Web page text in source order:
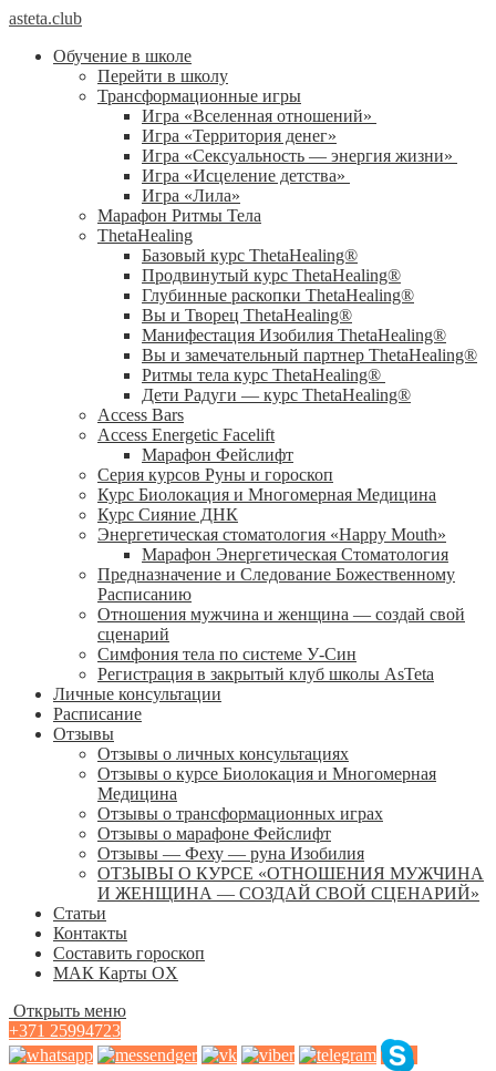
asteta.club
Обучение в школе
Перейти в школу
Трансформационные игры
Игра «Вселенная отношений»
Игра «Территория денег»
Игра «Сексуальность — энергия жизни»
Игра «Исцеление детства»
Игра «Лила»
Марафон Ритмы Тела
ThetaHealing
Базовый курс ThetaHealing®
Продвинутый курс ThetaHealing®
Глубинные раскопки ThetaHealing®
Вы и Творец ThetaHealing®
Манифестация Изобилия ThetaHealing®
Вы и замечательный партнер ThetaHealing®
Ритмы тела курс ThetaHealing®
Дети Радуги — курс ThetaHealing®
Access Bars
Access Energetic Facelift
Марафон Фейслифт
Серия курсов Руны и гороскоп
Курс Биолокация и Многомерная Медицина
Курс Сияние ДНК
Энергетическая стоматология «Happy Mouth»
Марафон Энергетическая Cтоматология
Предназначение и Следование Божественному
Расписанию
Отношения мужчина и женщина — создай свой
сценарий
Симфония тела по системе У-Син
Регистрация в закрытый клуб школы AsTeta
Личные консультации
Расписание
Отзывы
Отзывы о личных консультациях
Отзывы о курсе Биолокация и Многомерная
Медицина
Отзывы о трансформационных играх
Отзывы о марафоне Фейслифт
Отзывы — Феху — руна Изобилия
ОТЗЫВЫ О КУРСЕ «ОТНОШЕНИЯ МУЖЧИНА
И ЖЕНЩИНА — СОЗДАЙ СВОЙ СЦЕНАРИЙ»
Статьи
Контакты
Составить гороскоп
МАК Карты OХ
Открыть меню
+371 25994723